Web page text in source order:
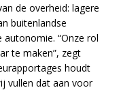
de overheid: lagere
buitenlandse
“Onze rol
te maken”, zegt
houdt
vullen dat aan voor